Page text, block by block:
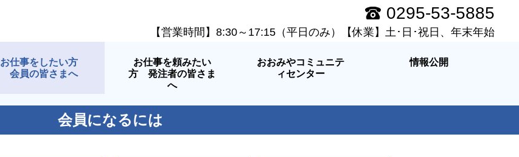
0295-53-5885
【営業時間】8:30～17:15（平日のみ）【休業】土･日･祝日、年末年始
お仕事をしたい方
会員の皆さまへ
お仕事を頼みたい
方 発注者の皆さま
へ
おおみやコミュニテ
ィセンター
情報公開
会員になるには